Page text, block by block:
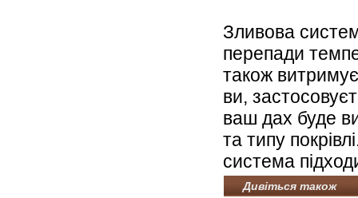
Зливова
перепади
також
ви,
ваш дах буде
та типу
система
Дивіться також